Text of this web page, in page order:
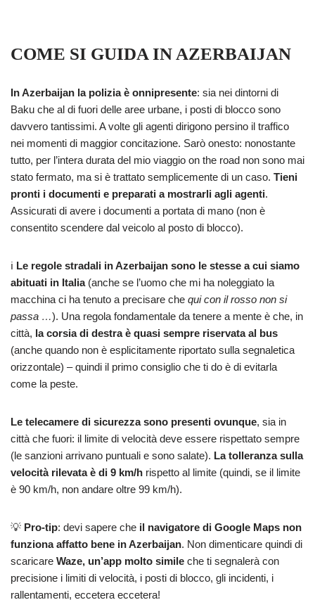
COME SI GUIDA IN AZERBAIJAN
In Azerbaijan la polizia è onnipresente: sia nei dintorni di
Baku che al di fuori delle aree urbane, i posti di blocco sono
davvero tantissimi. A volte gli agenti dirigono persino il traffico
nei momenti di maggior concitazione. Sarò onesto: nonostante
tutto, per l’intera durata del mio viaggio on the road non sono mai
stato fermato, ma si è trattato semplicemente di un caso. Tieni
pronti i documenti e preparati a mostrarli agli agenti.
Assicurati di avere i documenti a portata di mano (non è
consentito scendere dal veicolo al posto di blocco).
ℹ️ Le regole stradali in Azerbaijan sono le stesse a cui siamo
abituati in Italia(anche se l’uomo che mi ha noleggiato la
macchina ci ha tenuto a precisare che qui con il rosso non si
passa …). Una regola fondamentale da tenere a mente è che, in
città, la corsia di destra è quasi sempre riservata al bus
(anche quando non è esplicitamente riportato sulla segnaletica
orizzontale) – quindi il primo consiglio che ti do è di evitarla
come la peste.
Le telecamere di sicurezza sono presenti ovunque, sia in
città che fuori: il limite di velocità deve essere rispettato sempre
(le sanzioni arrivano puntuali e sono salate). La tolleranza sulla
velocità rilevata è di 9 km/h rispetto al limite (quindi, se il limite
è 90 km/h, non andare oltre 99 km/h).
💡 Pro-tip: devi sapere che il navigatore di Google Maps non
funziona affatto bene in Azerbaijan. Non dimenticare quindi di
scaricare Waze, un’app molto simile che ti segnalerà con
precisione i limiti di velocità, i posti di blocco, gli incidenti, i
rallentamenti, eccetera eccetera!